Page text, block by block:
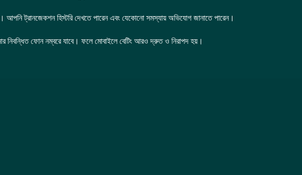
আপনি ট্রানজেকশন হিস্টরি দেখতে পারেন এবং যেকোনো সমস্যায় অভিযোগ জানাতে পারেন।
নিবন্ধিত ফোন নম্বরে যাবে। ফলে মোবাইলে বেটিং আরও দ্রুত ও নিরাপদ হয়।